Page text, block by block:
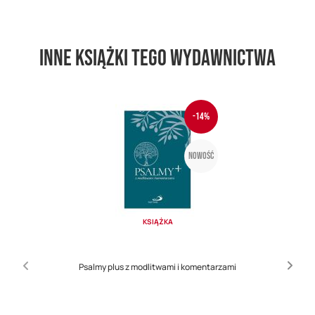
Inne książki tego wydawnictwa
-14%
Nowość
KSIĄŻKA
Psalmy plus z modlitwami i komentarzami